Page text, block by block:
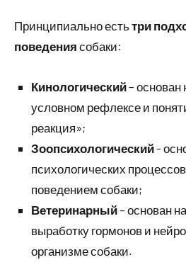
Принципиально естьтри
поведения собаки:
Кинологический– основан
условном рефлексе и
реакция»;
Зоопсихологический-
психологических
поведением собаки;
Ветеринарный– основан
выработку гормонов и
организме собаки.